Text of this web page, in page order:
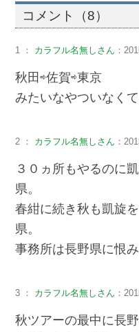
コメント（8）
1 ： カラフル名無しさん ：
秋田⇨佐賀⇨東京
みたいなやついなく
2 ： カラフル名無しさん ：
３０ヵ所もやるのに
県。
春紺に続き秋も凱旋
県。
事務所は長野県に恨
3 ： カラフル名無しさん ：
秋ツアーの最中に長